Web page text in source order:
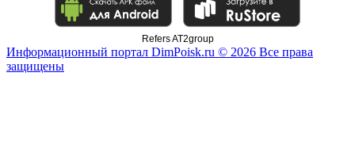
Refers AT2group
Информационный портал DimPoisk.ru © 2026 Все права
защищены